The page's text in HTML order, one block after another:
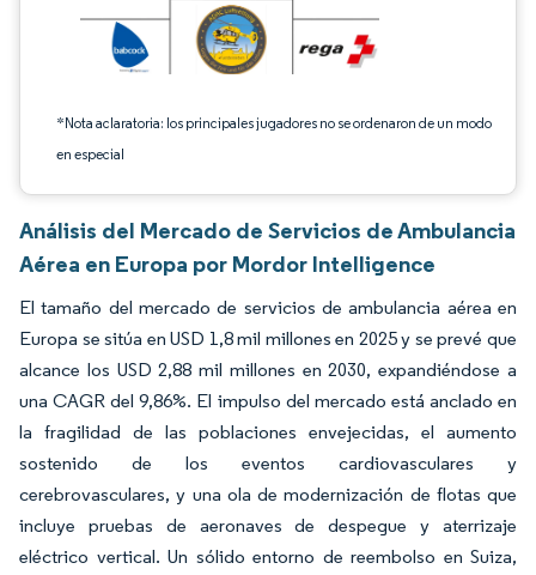
*Nota aclaratoria: los principales jugadores no se ordenaron de un modo
en especial
Análisis del Mercado de Servicios de Ambulancia
Aérea en Europa por Mordor Intelligence
El tamaño del mercado de servicios de ambulancia aérea en
Europa se sitúa en USD 1,8 mil millones en 2025 y se prevé que
alcance los USD 2,88 mil millones en 2030, expandiéndose a
una CAGR del 9,86%. El impulso del mercado está anclado en
la fragilidad de las poblaciones envejecidas, el aumento
sostenido de los eventos cardiovasculares y
cerebrovasculares, y una ola de modernización de flotas que
incluye pruebas de aeronaves de despegue y aterrizaje
eléctrico vertical. Un sólido entorno de reembolso en Suiza,